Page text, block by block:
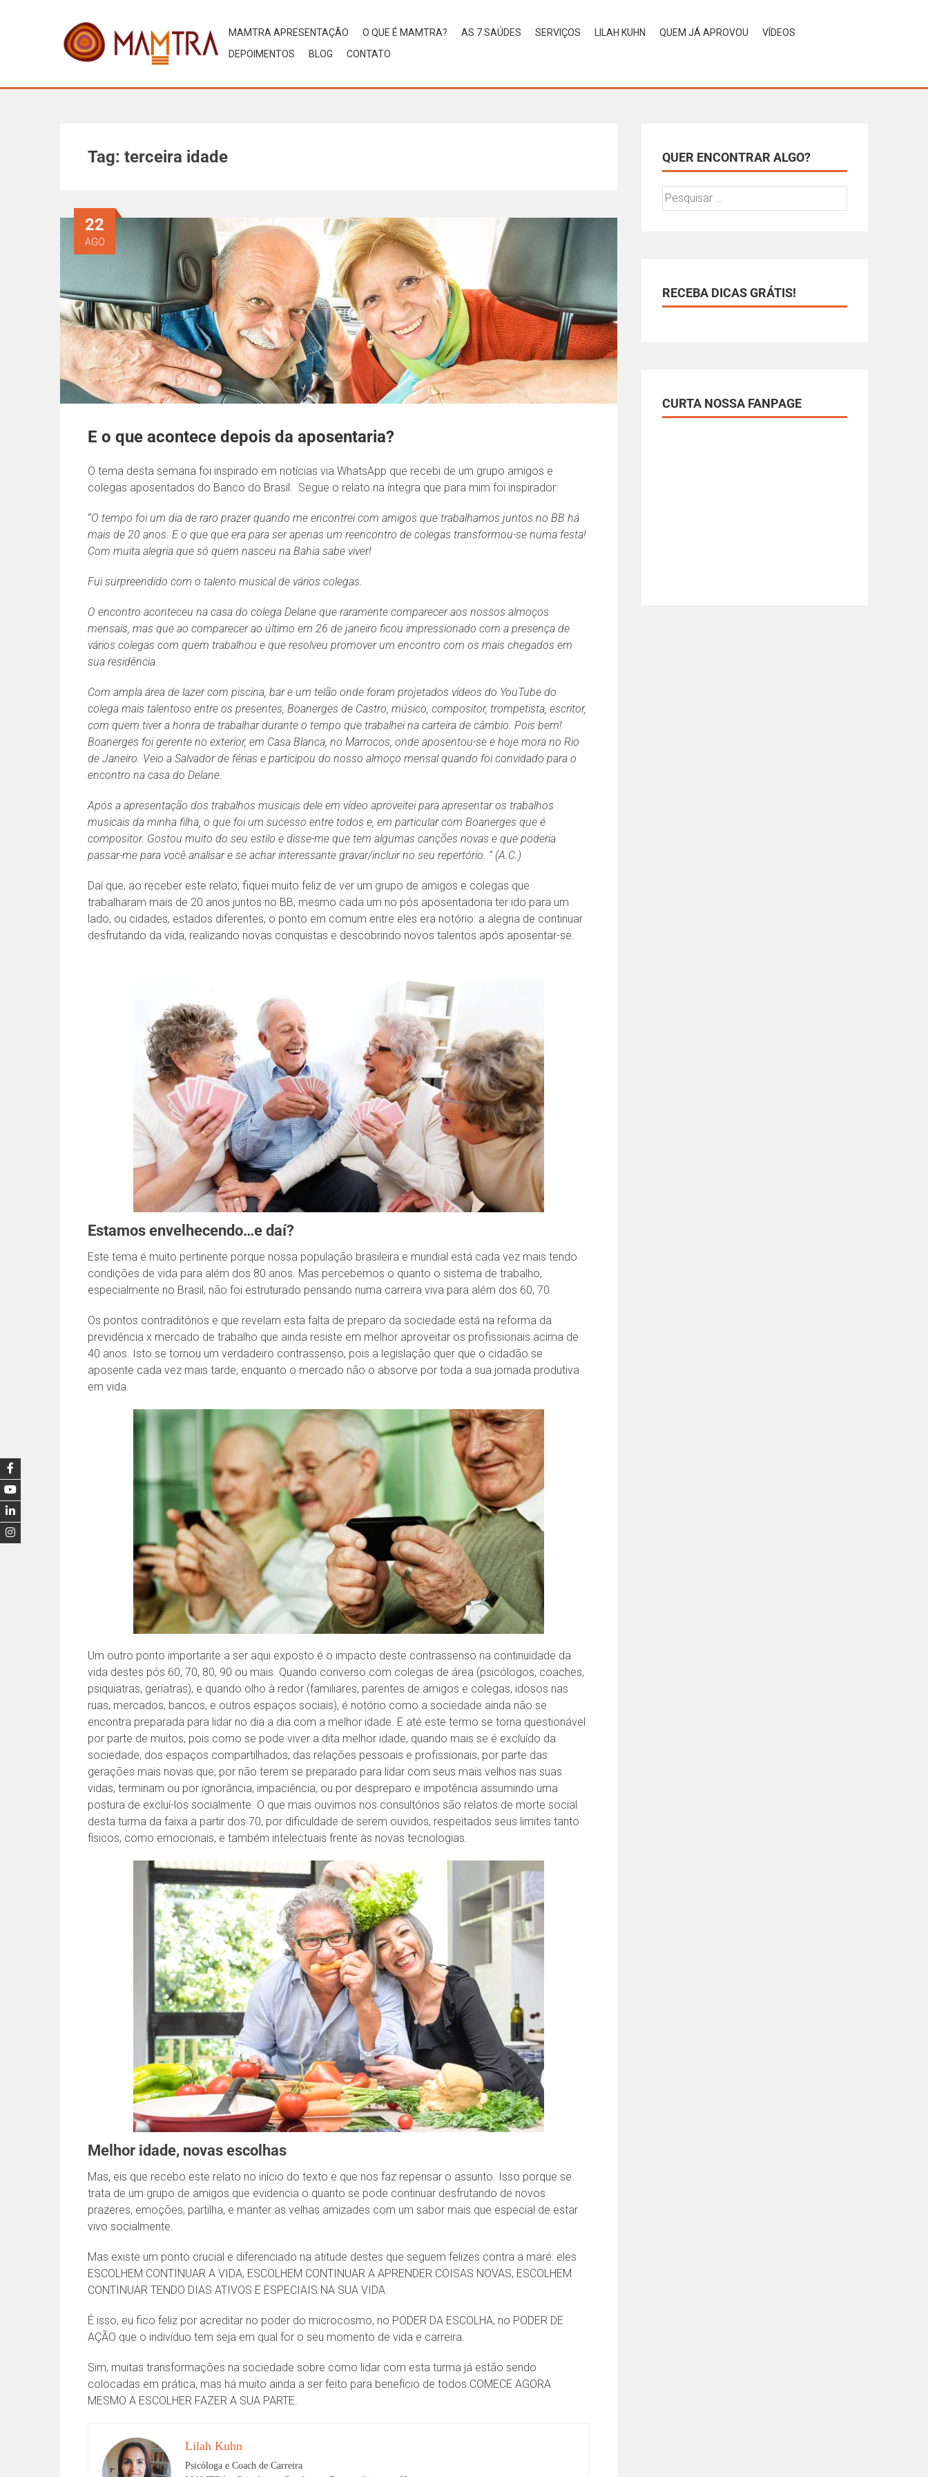
MAMTRA APRESENTAÇÃO O QUE É MAMTRA? AS 7 SAÚDES SERVIÇOS LILAH KUHN QUEM JÁ APROVOU
VÍDEOS
DEPOIMENTOS
BLOG CONTATO
Tag: terceira idade
E o que acontece depois da aposentaria?
22
AGO
O tema desta semana foi inspirado em notícias via WhatsApp que recebi de um grupo amigos e
colegas aposentados do Banco do Brasil. Segue o relato na íntegra que para mim foi inspirador:
“O tempo foi um dia de raro prazer quando me encontrei com amigos que trabalhamos juntos no BB há
mais de 20 anos. E o que que era para ser apenas um reencontro de colegas transformou-se numa festa!
Com muita alegria que só quem nasceu na Bahia sabe viver!
Fui surpreendido com o talento musical de vários colegas.
O encontro aconteceu na casa do colega Delane que raramente comparecer aos nossos almoços
mensais, mas que ao comparecer ao último em 26 de janeiro ficou impressionado com a presença de
vários colegas com quem trabalhou e que resolveu promover um encontro com os mais chegados em
sua residência.
Com ampla área de lazer com piscina, bar e um telão onde foram projetados vídeos do YouTube do
colega mais talentoso entre os presentes, Boanerges de Castro, músico, compositor, trompetista, escritor,
com quem tiver a honra de trabalhar durante o tempo que trabalhei na carteira de câmbio. Pois bem!
Boanerges foi gerente no exterior, em Casa Blanca, no Marrocos, onde aposentou-se e hoje mora no Rio
de Janeiro. Veio a Salvador de férias e participou do nosso almoço mensal quando foi convidado para o
encontro na casa do Delane.
Após a apresentação dos trabalhos musicais dele em vídeo aproveitei para apresentar os trabalhos
musicais da minha filha, o que foi um sucesso entre todos e, em particular com Boanerges que é
compositor. Gostou muito do seu estilo e disse-me que tem algumas canções novas e que poderia
passar-me para você analisar e se achar interessante gravar/incluir no seu repertório. ” (A.C.)
Daí que, ao receber este relato, fiquei muito feliz de ver um grupo de amigos e colegas que
trabalharam mais de 20 anos juntos no BB, mesmo cada um no pós aposentadoria ter ido para um
lado, ou cidades, estados diferentes, o ponto em comum entre eles era notório: a alegria de continuar
desfrutando da vida, realizando novas conquistas e descobrindo novos talentos após aposentar-se.
Estamos envelhecendo…e daí?
Este tema é muito pertinente porque nossa população brasileira e mundial está cada vez mais tendo
condições de vida para além dos 80 anos. Mas percebemos o quanto o sistema de trabalho,
especialmente no Brasil, não foi estruturado pensando numa carreira viva para além dos 60, 70.
Os pontos contraditórios e que revelam esta falta de preparo da sociedade está na reforma da
previdência x mercado de trabalho que ainda resiste em melhor aproveitar os profissionais acima de
40 anos. Isto se tornou um verdadeiro contrassenso, pois a legislação quer que o cidadão se
aposente cada vez mais tarde, enquanto o mercado não o absorve por toda a sua jornada produtiva
em vida.
Um outro ponto importante a ser aqui exposto é o impacto deste contrassenso na continuidade da
vida destes pós 60, 70, 80, 90 ou mais. Quando converso com colegas de área (psicólogos, coaches,
psiquiatras, geriatras), e quando olho à redor (familiares, parentes de amigos e colegas, idosos nas
ruas, mercados, bancos, e outros espaços sociais), é notório como a sociedade ainda não se
encontra preparada para lidar no dia a dia com a melhor idade. E até este termo se torna questionável
por parte de muitos, pois como se pode viver a dita melhor idade, quando mais se é excluído da
sociedade, dos espaços compartilhados, das relações pessoais e profissionais, por parte das
gerações mais novas que, por não terem se preparado para lidar com seus mais velhos nas suas
vidas, terminam ou por ignorância, impaciência, ou por despreparo e impotência assumindo uma
postura de excluí-los socialmente. O que mais ouvimos nos consultórios são relatos de morte social
desta turma da faixa a partir dos 70, por dificuldade de serem ouvidos, respeitados seus limites tanto
físicos, como emocionais, e também intelectuais frente às novas tecnologias.
Melhor idade, novas escolhas
Mas, eis que recebo este relato no início do texto e que nos faz repensar o assunto. Isso porque se
trata de um grupo de amigos que evidencia o quanto se pode continuar desfrutando de novos
prazeres, emoções, partilha, e manter as velhas amizades com um sabor mais que especial de estar
vivo socialmente.
Mas existe um ponto crucial e diferenciado na atitude destes que seguem felizes contra a maré: eles
ESCOLHEM CONTINUAR A VIDA, ESCOLHEM CONTINUAR A APRENDER COISAS NOVAS, ESCOLHEM
CONTINUAR TENDO DIAS ATIVOS E ESPECIAIS NA SUA VIDA.
É isso, eu fico feliz por acreditar no poder do microcosmo, no PODER DA ESCOLHA, no PODER DE
AÇÃO que o indivíduo tem seja em qual for o seu momento de vida e carreira.
Sim, muitas transformações na sociedade sobre como lidar com esta turma já estão sendo
colocadas em prática, mas há muito ainda a ser feito para benefício de todos.COMECE AGORA
MESMO A ESCOLHER FAZER A SUA PARTE.
Lilah Kuhn
Psicóloga e Coach de Carreira
QUER ENCONTRAR ALGO?
RECEBA DICAS GRÁTIS!
CURTA NOSSA FANPAGE